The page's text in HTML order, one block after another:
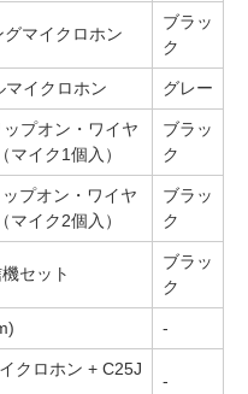
マイクロホン
ブラッ
ク
マイクロホン グレー
プオン・ワイヤ
マイク1個入）
ブラッ
ク
プオン・ワイヤ
マイク2個入）
ブラッ
ク
セット
ブラッ
ク
-
クロホン + C25J
-